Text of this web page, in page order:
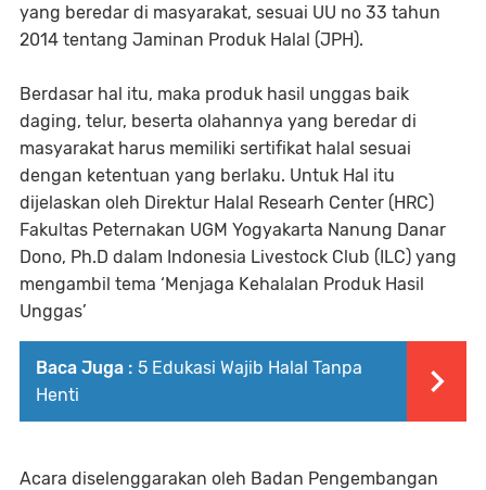
yang beredar di masyarakat, sesuai UU no 33 tahun
2014 tentang Jaminan Produk Halal (JPH).
Berdasar hal itu, maka produk hasil unggas baik
daging, telur, beserta olahannya yang beredar di
masyarakat harus memiliki sertifikat halal sesuai
dengan ketentuan yang berlaku. Untuk Hal itu
dijelaskan oleh Direktur Halal Researh Center (HRC)
Fakultas Peternakan UGM Yogyakarta Nanung Danar
Dono, Ph.D dalam Indonesia Livestock Club (ILC) yang
mengambil tema ‘Menjaga Kehalalan Produk Hasil
Unggas’
Baca Juga : 5 Edukasi Wajib Halal Tanpa
Henti
Acara diselenggarakan oleh Badan Pengembangan